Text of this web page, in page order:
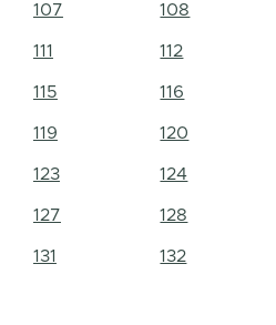
107 108
111 112
115 116
119 120
123 124
127 128
131
132